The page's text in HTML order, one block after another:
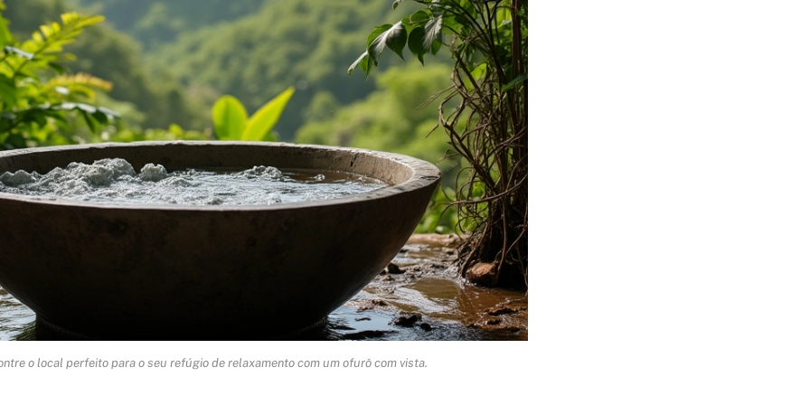
o local perfeito para o seu refúgio de relaxamento com um ofurô com vista.